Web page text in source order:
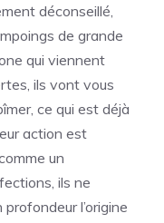
déconseillé,
de grande
qui viennent
ils vont vous
ce qui est déjà
action est
un
ils ne
l’origine